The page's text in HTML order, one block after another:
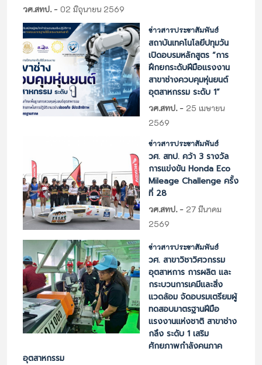
วศ.สทป.- 02 มิถุนายน 2569
ข่าวสารประชาสัมพันธ์
สถาบันเทคโนโลยีปทุมวัน
เปิดอบรมหลักสูตร “การ
ฝึกยกระดับฝีมือแรงงาน
สาขาช่างควบคุมหุ่นยนต์
อุตสาหกรรม ระดับ 1”
วศ.สทป.- 25 เมษายน
2569
ข่าวสารประชาสัมพันธ์
วศ. สทป. คว้า 3 รางวัล
การแข่งขัน Honda Eco
Mileage Challenge ครั้ง
ที่ 28
วศ.สทป.- 27 มีนาคม
2569
ข่าวสารประชาสัมพันธ์
วศ. สาขาวิชาวิศวกรรม
อุตสาหการ การผลิต และ
กระบวนการเคมีและสิ่ง
แวดล้อม จัดอบรมเตรียมผู้
ทดสอบมาตรฐานฝีมือ
แรงงานแห่งชาติ สาขาช่าง
กลึง ระดับ 1 เสริม
ศักยภาพกำลังคนภาค
อุตสาหกรรม